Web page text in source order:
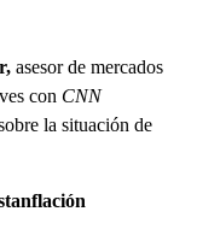
asesor de mercados
con CNN
la situación de